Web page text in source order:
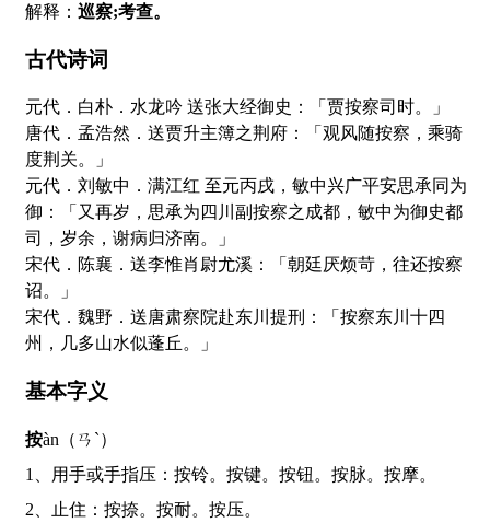
解释： 巡察;考查。
古代诗词
元代．白朴．水龙吟 送张大经御史：「贾按察司时。」
唐代．孟浩然．送贾升主簿之荆府：「观风随按察，乘骑
度荆关。」
元代．刘敏中．满江红 至元丙戌，敏中兴广平安思承同为
御：「又再岁，思承为四川副按察之成都，敏中为御史都
司，岁余，谢病归济南。」
宋代．陈襄．送李惟肖尉尤溪：「朝廷厌烦苛，往还按察
诏。」
宋代．魏野．送唐肃察院赴东川提刑：「按察东川十四
州，几多山水似蓬丘。」
基本字义
按àn（ㄢˋ）
1、用手或手指压：按铃。按键。按钮。按脉。按摩。
2、止住：按捺。按耐。按压。